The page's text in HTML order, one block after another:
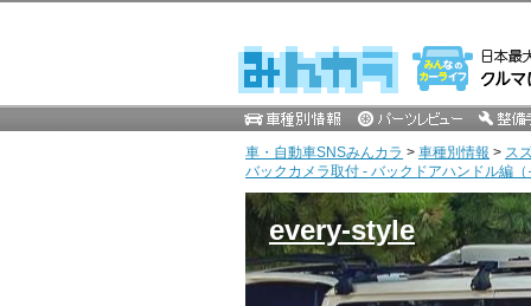
車・自動車SNSみんカラ > 車種別情報 > ス
バックカメラ取付 - バックドアハンドル編
every-style